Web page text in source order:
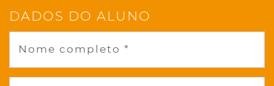
DADOS DO ALUNO
Nome completo *